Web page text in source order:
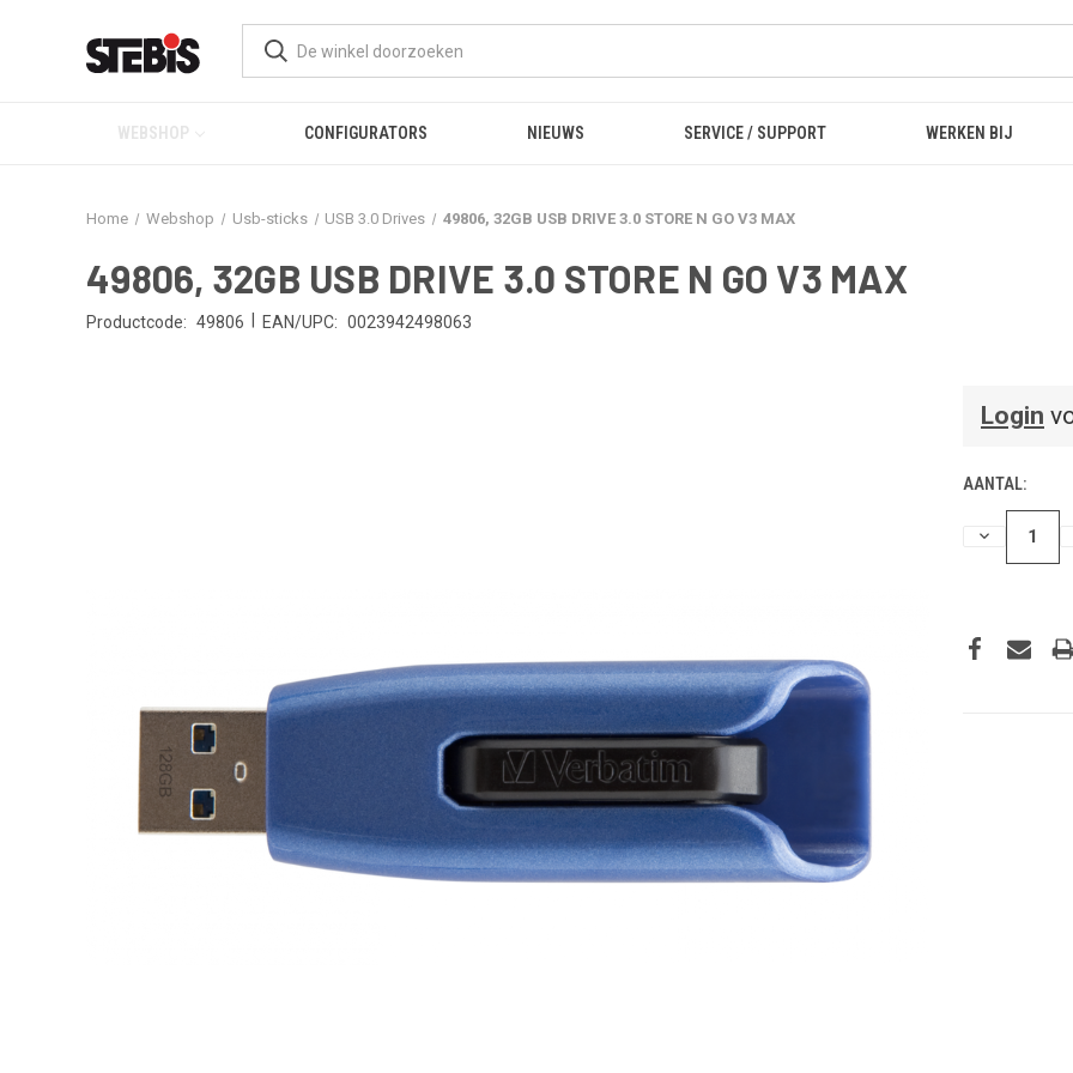
WEBSHOP CONFIGURATORS NIEUWS SERVICE / SUPPORT WERKEN BIJ
Home Webshop Usb-sticks USB 3.0 Drives 49806, 32GB USB DRIVE 3.0 STORE N GO V3 MAX
49806, 32GB USB DRIVE 3.0 STORE N GO V3 MAX
Productcode: 49806 EAN/UPC: 0023942498063
Login
AANTAL: